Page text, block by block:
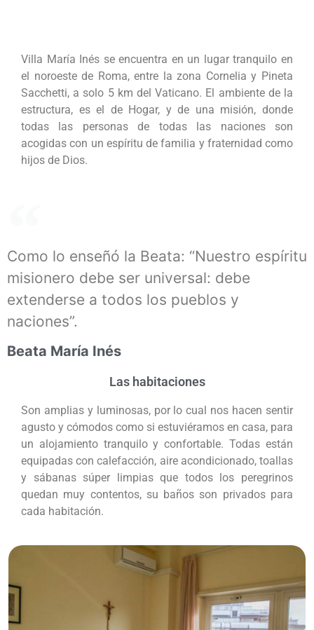
Villa María Inés se encuentra en un lugar tranquilo en
el noroeste de Roma, entre la zona Cornelia y Pineta
Sacchetti, a solo 5 km del Vaticano. El ambiente de la
estructura, es el de Hogar, y de una misión, donde
todas las personas de todas las naciones son
acogidas con un espíritu de familia y fraternidad como
hijos de Dios.
Como lo enseñó la Beata: “Nuestro espíritu
misionero debe ser universal: debe
extenderse a todos los pueblos y
naciones”.
Beata María Inés
Las habitaciones
Son amplias y luminosas, por lo cual nos hacen sentir
agusto y cómodos como si estuviéramos en casa, para
un alojamiento tranquilo y confortable. Todas están
equipadas con calefacción, aire acondicionado, toallas
y sábanas súper limpias que todos los peregrinos
quedan muy contentos, su baños son privados para
cada habitación.